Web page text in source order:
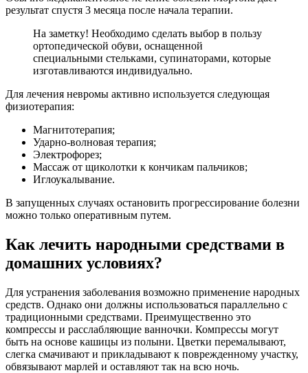
результат спустя 3 месяца после начала терапии.
На заметку! Необходимо сделать выбор в пользу
ортопедической обуви, оснащенной
специальными стельками, супинаторами, которые
изготавливаются индивидуально.
Для лечения невромы активно используется следующая
физиотерапия:
Магнитотерапия;
Ударно-волновая терапия;
Электрофорез;
Массаж от щиколотки к кончикам пальчиков;
Иглоукалывание.
В запущенных случаях остановить прогрессирование болезни
можно только оперативным путем.
Как лечить народными средствами в
домашних условиях?
Для устранения заболевания возможно применение народных
средств. Однако они должны использоваться параллельно с
традиционными средствами. Преимущественно это
компрессы и расслабляющие ванночки. Компрессы могут
быть на основе кашицы из полыни. Цветки перемалывают,
слегка смачивают и прикладывают к поврежденному участку,
обвязывают марлей и оставляют так на всю ночь.